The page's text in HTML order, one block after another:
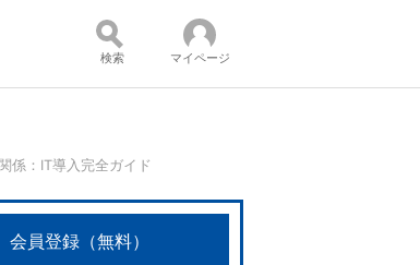
ンツ：
検索 マイページ
係：IT導入完全ガイド
会員登録（無料）